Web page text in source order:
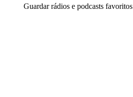
Guardar rádios e podcasts favoritos